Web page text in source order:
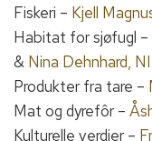
Fiskeri – Kjell
Habitat for sjøfugl –
& Nina Dehnhard,
Produkter fra tare –
Mat og dyrefôr –
Kulturelle verdier –